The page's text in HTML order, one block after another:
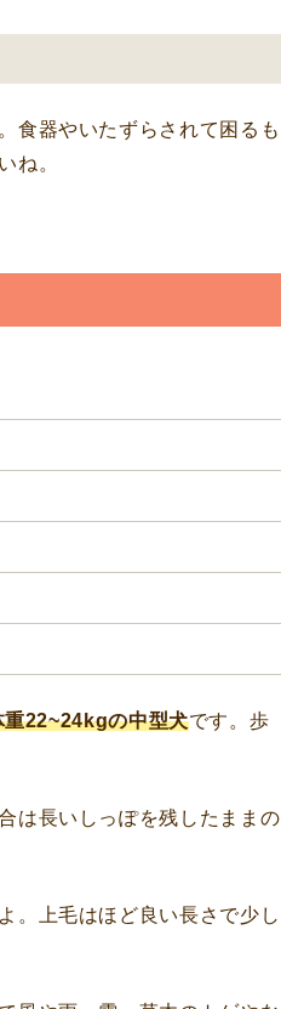
食器やいたずらされて困るも
ね。
22~24kgの中型犬です。歩
は長いしっぽを残したままの
。上毛はほど良い長さで少し